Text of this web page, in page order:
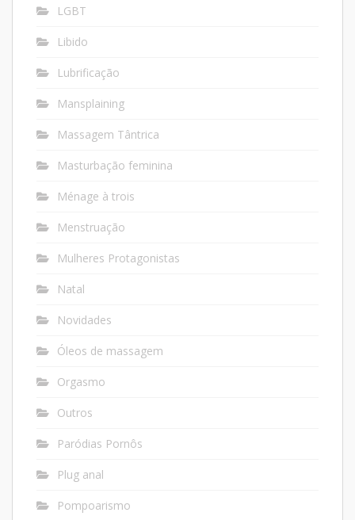
LGBT
Libido
Lubrificação
Mansplaining
Massagem Tântrica
Masturbação feminina
Ménage à trois
Menstruação
Mulheres Protagonistas
Natal
Novidades
Óleos de massagem
Orgasmo
Outros
Paródias Pornôs
Plug anal
Pompoarismo